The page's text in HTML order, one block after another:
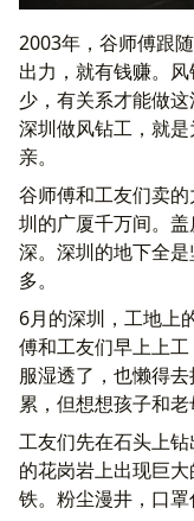
2003年，谷师傅跟
出力，就有钱赚。
少，有关系才能做
深圳做风钻工，就
亲。
谷师傅和工友们卖
圳的广厦千万间。
深。深圳的地下全
多。
6月的深圳，工地上
傅和工友们早上上
服湿透了，也懒得
累，但想想孩子和老
工友们先在石头上
的花岗岩上出现巨
铁。粉尘漫井，口罩